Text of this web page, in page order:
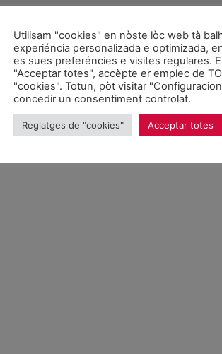
Unitat d'Aran. Toti es drets reservadi.
Proteccion de donades
Utilisam "cookies" en nòste lòc web tà
experiéncia personalizada e optimizada,
es sues preferéncies e visites regulares.
"Acceptar totes", accèpte er emplec de
"cookies". Totun, pòt visitar
concedir un consentiment controlat.
Reglatges de "cookies" Acceptar totes